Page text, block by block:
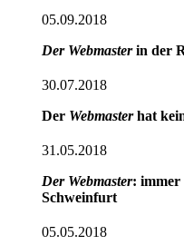
05.09.2018
Der Webmasterin der
30.07.2018
Der Webmasterhat
31.05.2018
Der Webmaster: immer
Schweinfurt
05.05.2018